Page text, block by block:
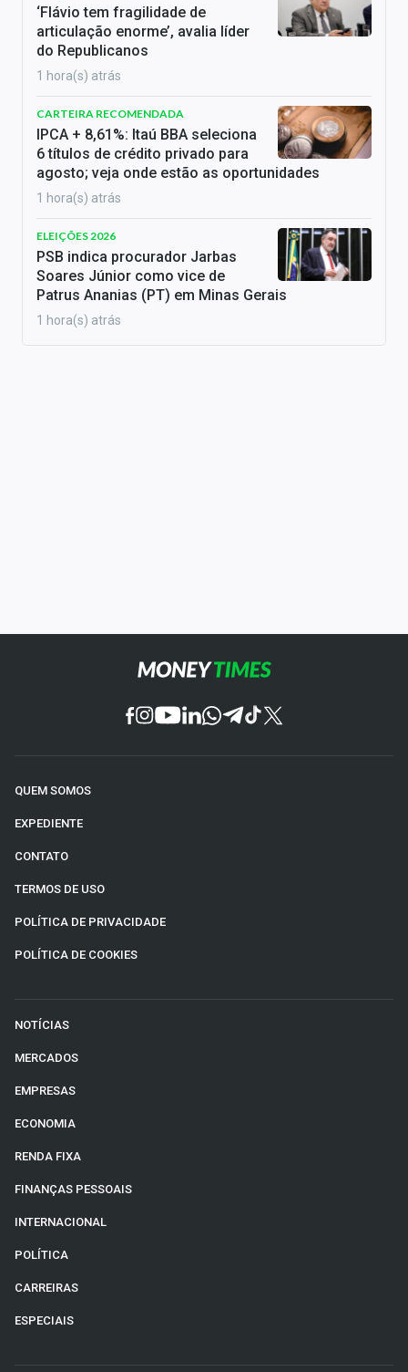
‘Flávio tem fragilidade de
articulação enorme’, avalia líder
do Republicanos
1 hora(s) atrás
CARTEIRA RECOMENDADA
IPCA + 8,61%: Itaú BBA seleciona
6 títulos de crédito privado para
agosto; veja onde estão as oportunidades
1 hora(s) atrás
ELEIÇÕES 2026
PSB indica procurador Jarbas
Soares Júnior como vice de
Patrus Ananias (PT) em Minas Gerais
1 hora(s) atrás
QUEM SOMOS
EXPEDIENTE
CONTATO
TERMOS DE USO
POLÍTICA DE PRIVACIDADE
POLÍTICA DE COOKIES
NOTÍCIAS
MERCADOS
EMPRESAS
ECONOMIA
RENDA FIXA
FINANÇAS PESSOAIS
INTERNACIONAL
POLÍTICA
CARREIRAS
ESPECIAIS